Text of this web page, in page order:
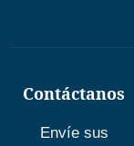
Contáctanos
Envíe sus